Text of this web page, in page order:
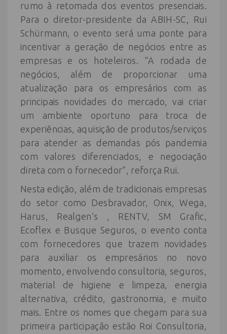
rumo à retomada dos eventos presenciais.
Para o diretor-presidente da ABIH-SC, Rui
Schürmann, o evento será uma ponte para
incentivar a geração de negócios entre as
empresas e os hoteleiros. “A rodada de
negócios, além de proporcionar uma
atualização para os empresários com as
principais novidades do mercado, vai criar
um ambiente oportuno para troca de
experiências, aquisição de produtos/serviços
para atender as demandas pós pandemia
com valores diferenciados, e negociação
direta com o fornecedor”, reforça Rui.
Nesta edição, além de tradicionais empresas
do setor como Desbravador, Onix, Wega,
Harus, Realgen’s , RENTV, SM Grafic,
Ecoflex e Busque Seguros, o evento conta
com fornecedores que trazem novidades
para auxiliar os empresários no novo
momento, envolvendo consultoria, seguros,
material de higiene e limpeza, energia
alternativa, crédito, gastronomia, e muito
mais. Entre os nomes que chegam para sua
primeira participação estão Roi Consultoria,